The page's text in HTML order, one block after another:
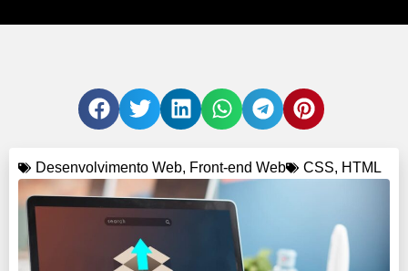
Desenvolvimento Web, Front-end Web CSS, HTML